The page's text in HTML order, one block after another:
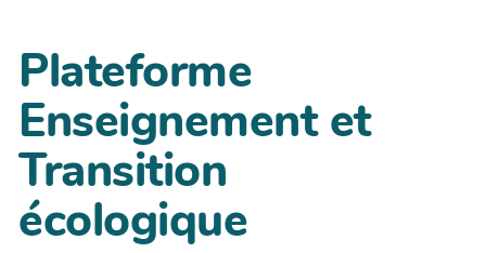
Plateforme
Enseignement et
Transition
écologique